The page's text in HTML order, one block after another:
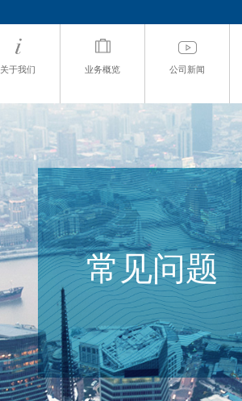
关于我们 业务概览 公司新闻
常见问题